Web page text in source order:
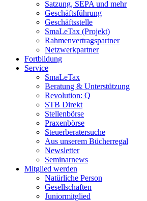
Satzung, SEPA und mehr
Geschäftsführung
Geschäftsstelle
SmaLeTax (Projekt)
Rahmenvertragspartner
Netzwerkpartner
Fortbildung
Service
SmaLeTax
Beratung & Unterstützung
Revolution: Q
STB Direkt
Stellenbörse
Praxenbörse
Steuerberatersuche
Aus unserem Bücherregal
Newsletter
Seminarnews
Mitglied werden
Natürliche Person
Gesellschaften
Juniormitglied